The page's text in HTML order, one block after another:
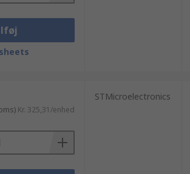
Kr. 325,31/enhed
STMicroelectronics